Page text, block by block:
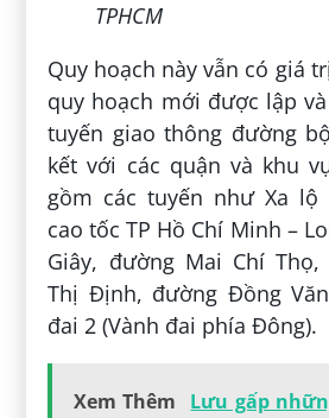
TPHCM
Quy hoạch này vẫn có giá
quy hoạch mới được lập
tuyến giao thông đường
kết với các quận và khu
gồm các tuyến như Xa lộ
cao tốc TP Hồ Chí Minh –
Giây, đường Mai Chí
Thị Định, đường Đồng
đai 2 (Vành đai phía Đông).
Xem Thêm
Lưu gấp